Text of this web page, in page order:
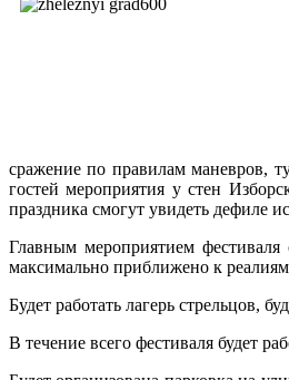
сражение по правилам маневров,
гостей мероприятия у стен
праздника смогут увидеть дефиле
Главным мероприятием
максимально приближено к
Будет работать лагерь стрельцов,
В течение всего фестиваля будет